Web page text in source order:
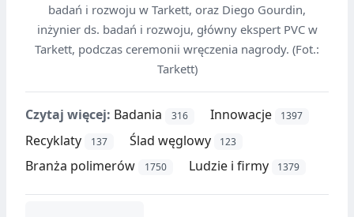
badań i rozwoju w Tarkett, oraz Diego Gourdin,
inżynier ds. badań i rozwoju, główny ekspert PVC w
Tarkett, podczas ceremonii wręczenia nagrody. (Fot.:
Tarkett)
Czytaj więcej: Badania 316 Innowacje 1397
Recyklaty 137 Ślad węglowy 123
Branża polimerów 1750 Ludzie i firmy 1379